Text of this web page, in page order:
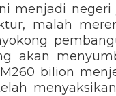
menjadi negeri
malah
akan
bilion